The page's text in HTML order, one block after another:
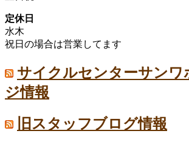
定休日
水木
祝日の場合は営業してます
サイクルセンターサンワ
ジ情報
旧スタッフブログ情報